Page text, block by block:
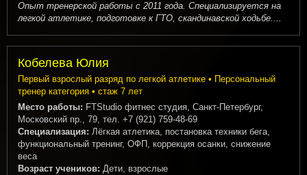
Опыт тренерской работы с 2011 года. Специализируется на
легкой атлетике, подготовке к ГТО, скандинавской ходьбе....
Кобелева Юлия
Первый взрослый разряд по легкой атлетике • Персональный
тренер категория • стаж 7 лет
Место работы: FTStudio фитнес студия, Санкт-Петербург,
Московский пр., 79, тел. +7 (921) 759-48-69
Специализация: Лёгкая атлетика, постановка техники бега,
функциональный тренинг, ОФП, коррекция осанки, снижение
веса
Возраст учеников: Дети, взрослые